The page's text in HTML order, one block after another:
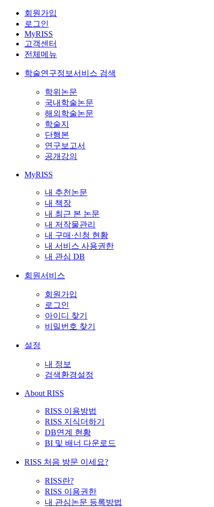
회원가입
로그인
MyRISS
고객센터
전체메뉴
학술연구정보서비스 검색
학위논문
국내학술논문
해외학술논문
학술지
단행본
연구보고서
공개강의
MyRISS
내 추천논문
내 책장
내 최근 본 논문
내 저작물관리
내 구매·신청 현황
내 서비스 사용권한
내 관심 DB
회원서비스
회원가입
로그인
아이디 찾기
비밀번호 찾기
설정
내 정보
검색환경설정
About RISS
RISS 이용방법
RISS 지식더하기
DB연계 현황
BI 및 배너 다운로드
RISS 처음 방문 이세요?
RISS란?
RISS 이용권한
내 관심논문 등록방법